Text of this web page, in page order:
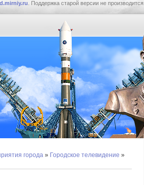
. Поддержка старой версии не производится.
города » Городское телевидение »